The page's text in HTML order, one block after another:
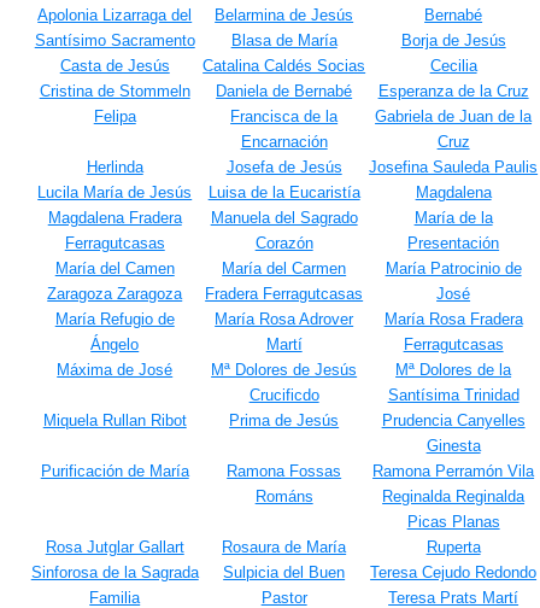
Apolonia Lizarraga del
Santísimo Sacramento
Belarmina de Jesús
Bernabé
Blasa de María
Borja de Jesús
Casta de Jesús
Catalina Caldés Socias
Cecilia
Cristina de Stommeln
Daniela de Bernabé
Esperanza de la Cruz
Felipa
Francisca de la
Encarnación
Gabriela de Juan de la
Cruz
Herlinda
Josefa de Jesús
Josefina Sauleda Paulis
Lucila María de Jesús
Luisa de la Eucaristía
Magdalena
Magdalena Fradera
Ferragutcasas
Manuela del Sagrado
Corazón
María de la
Presentación
María del Camen
Zaragoza Zaragoza
María del Carmen
Fradera Ferragutcasas
María Patrocinio de
José
María Refugio de
Ángelo
María Rosa Adrover
Martí
María Rosa Fradera
Ferragutcasas
Máxima de José
Mª Dolores de Jesús
Crucificdo
Mª Dolores de la
Santísima Trinidad
Miquela Rullan Ribot
Prima de Jesús
Prudencia Canyelles
Ginesta
Purificación de María
Ramona Fossas
Románs
Ramona Perramón Vila
Reginalda Reginalda
Picas Planas
Rosa Jutglar Gallart
Rosaura de María
Ruperta
Sinforosa de la Sagrada
Familia
Sulpicia del Buen
Pastor
Teresa Cejudo Redondo
Teresa Prats Martí